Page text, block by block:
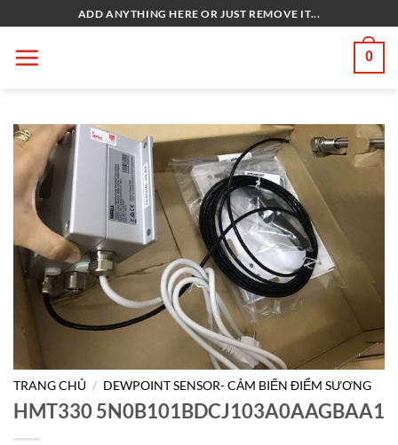
qua
nội
ADD ANYTHING HERE OR JUST REMOVE IT...
0
TRANG CHỦ / DEWPOINT SENSOR- CẢM BIẾN ĐIỂM SƯƠNG
HMT330 5N0B101BDCJ103A0AAGBAA1